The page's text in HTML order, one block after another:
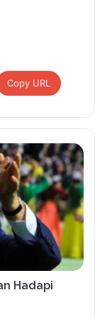
Copy URL
Hadapi